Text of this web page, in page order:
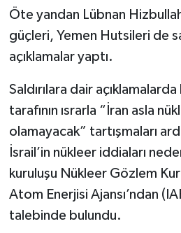
Öte yandan Lübnan
güçleri, Yemen Hutsileri de
açıklamalar yaptı.
Saldırılara dair
tarafının ısrarla “İran asla
olamayacak” tartışmaları
İsrail’in nükleer iddiaları
kuruluşu Nükleer Gözlem
Atom Enerjisi Ajansı’ndan
talebinde bulundu.